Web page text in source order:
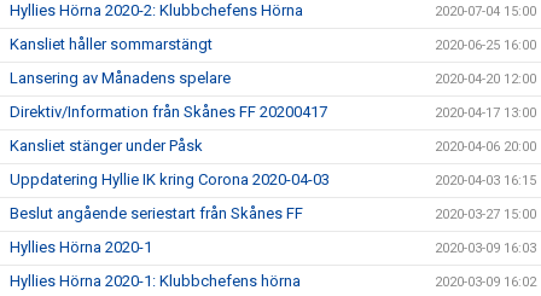
Hyllies Hörna 2020-2: Klubbchefens Hörna 2020-07-04 15:00
Kansliet håller sommarstängt 2020-06-25 16:00
Lansering av Månadens spelare 2020-04-20 12:00
Direktiv/Information från Skånes FF 20200417 2020-04-17 13:00
Kansliet stänger under Påsk 2020-04-06 20:00
Uppdatering Hyllie IK kring Corona 2020-04-03 2020-04-03 16:15
Beslut angående seriestart från Skånes FF 2020-03-27 15:00
Hyllies Hörna 2020-1 2020-03-09 16:03
Hyllies Hörna 2020-1: Klubbchefens hörna 2020-03-09 16:02